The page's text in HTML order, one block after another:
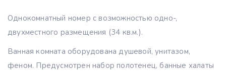
Однокомнатный номер с возможностью одно-,
двухместного размещения (34 кв.м.).
Ванная комната оборудована душевой, унитазом,
феном. Предусмотрен набор полотенец, банные халаты